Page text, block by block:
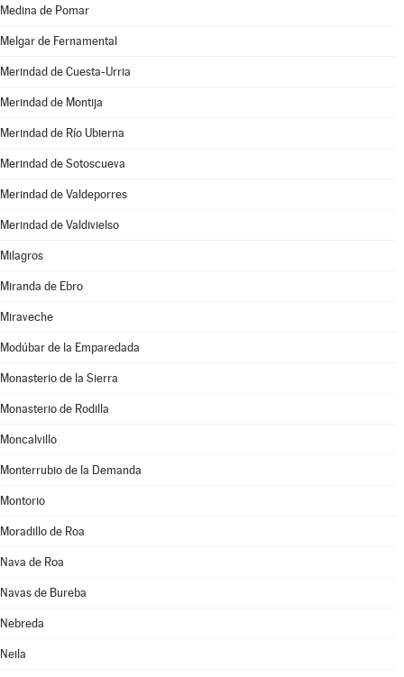
Medina de Pomar
Melgar de Fernamental
Merindad de Cuesta-Urria
Merindad de Montija
Merindad de Río Ubierna
Merindad de Sotoscueva
Merindad de Valdeporres
Merindad de Valdivielso
Milagros
Miranda de Ebro
Miraveche
Modúbar de la Emparedada
Monasterio de la Sierra
Monasterio de Rodilla
Moncalvillo
Monterrubio de la Demanda
Montorio
Moradillo de Roa
Nava de Roa
Navas de Bureba
Nebreda
Neila